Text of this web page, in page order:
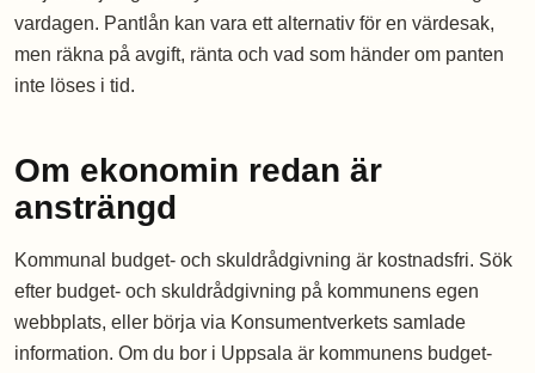
vardagen. Pantlån kan vara ett alternativ för en värdesak,
men räkna på avgift, ränta och vad som händer om panten
inte löses i tid.
Om ekonomin redan är
ansträngd
Kommunal budget- och skuldrådgivning är kostnadsfri. Sök
efter budget- och skuldrådgivning på kommunens egen
webbplats, eller börja via Konsumentverkets samlade
information. Om du bor i Uppsala är kommunens budget-